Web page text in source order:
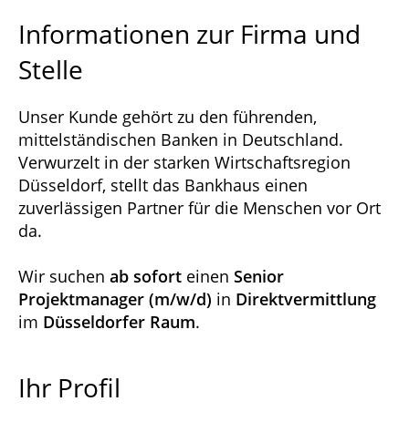
Informationen zur Firma und
Stelle
Unser Kunde gehört zu den führenden,
mittelständischen Banken in Deutschland.
Verwurzelt in der starken Wirtschaftsregion
Düsseldorf, stellt das Bankhaus einen
zuverlässigen Partner für die Menschen vor Ort
da.
Wir suchen ab sofort einen Senior
Projektmanager (m/w/d) in Direktvermittlung
im Düsseldorfer Raum.
Ihr Profil